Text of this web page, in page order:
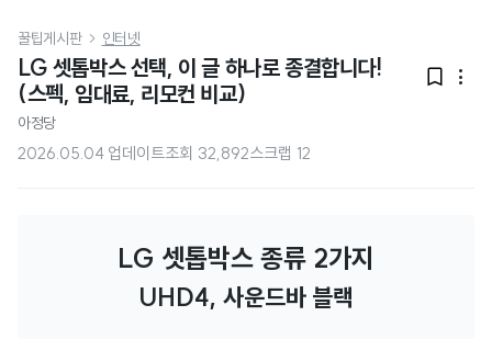
꿀팁게시판  인터넷
LG 셋톱박스 선택, 이 글 하나로 종결합니다!
(스펙, 임대료, 리모컨 비교)
 
아정당
2026.05.04 업데이트조회 32,892스크랩 12
LG 셋톱박스 종류 2가지
UHD4, 사운드바 블랙